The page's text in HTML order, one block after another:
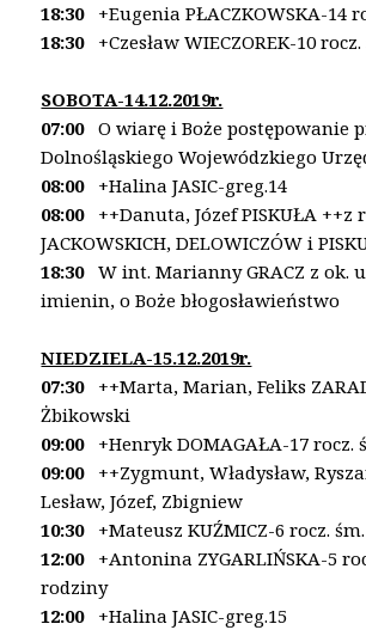
18:30 +Eugenia PŁACZKOWSKA-14
18:30 +Czesław WIECZOREK-10 rocz.
SOBOTA-14.12.2019r.
07:00O wiarę i Boże postępowanie
Dolnośląskiego Wojewódzkiego
08:00 +Halina JASIC-greg.14
08:00 ++Danuta, Józef PISKUŁA ++z
JACKOWSKICH,DELOWICZÓW i
18:30W int. Marianny GRACZ z ok.
imienin,o Boże błogosławieństwo
NIEDZIELA-15.12.2019r.
07:30++Marta, Marian, Feliks
Żbikowski
09:00+Henryk DOMAGAŁA-17 rocz.
09:00++Zygmunt, Władysław,
Lesław,Józef, Zbigniew
10:30 +Mateusz KUŹMICZ-6 rocz. śm.
12:00 +Antonina ZYGARLIŃSKA-5
rodziny
12:00 +Halina JASIC-greg.15